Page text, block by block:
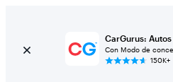
CarGurus:
Con Modo de
150K+